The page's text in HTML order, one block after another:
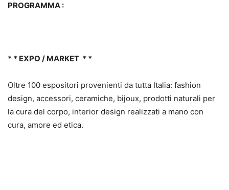
PROGRAMMA :
* * EXPO / MARKET * *
Oltre 100 espositori provenienti da tutta Italia: fashion
design, accessori, ceramiche, bijoux, prodotti naturali per
la cura del corpo, interior design realizzati a mano con
cura, amore ed etica.